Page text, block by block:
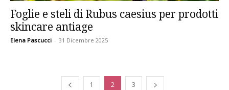
Foglie e steli di Rubus caesius per prodotti
skincare antiage
Elena Pascucci - 31 Dicembre 2025
1 2 3